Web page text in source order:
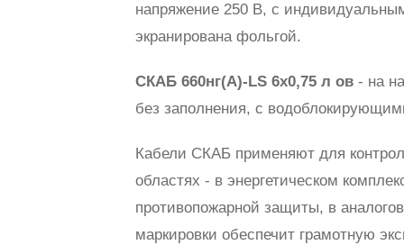
напряжение 250 В, с
экранирована фольгой.
СКАБ 660нг(А)-LS 6х0,75 л ов - на
без заполнения, с
Кабели СКАБ применяют для
областях - в энергетическом
противопожарной защиты, в
маркировки обеспечит грамотную